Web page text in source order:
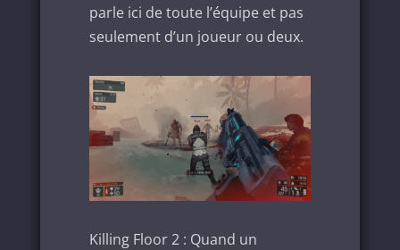
parle ici de toute l’équipe et pas
seulement d’un joueur ou deux.
Killing Floor 2 : Quand un